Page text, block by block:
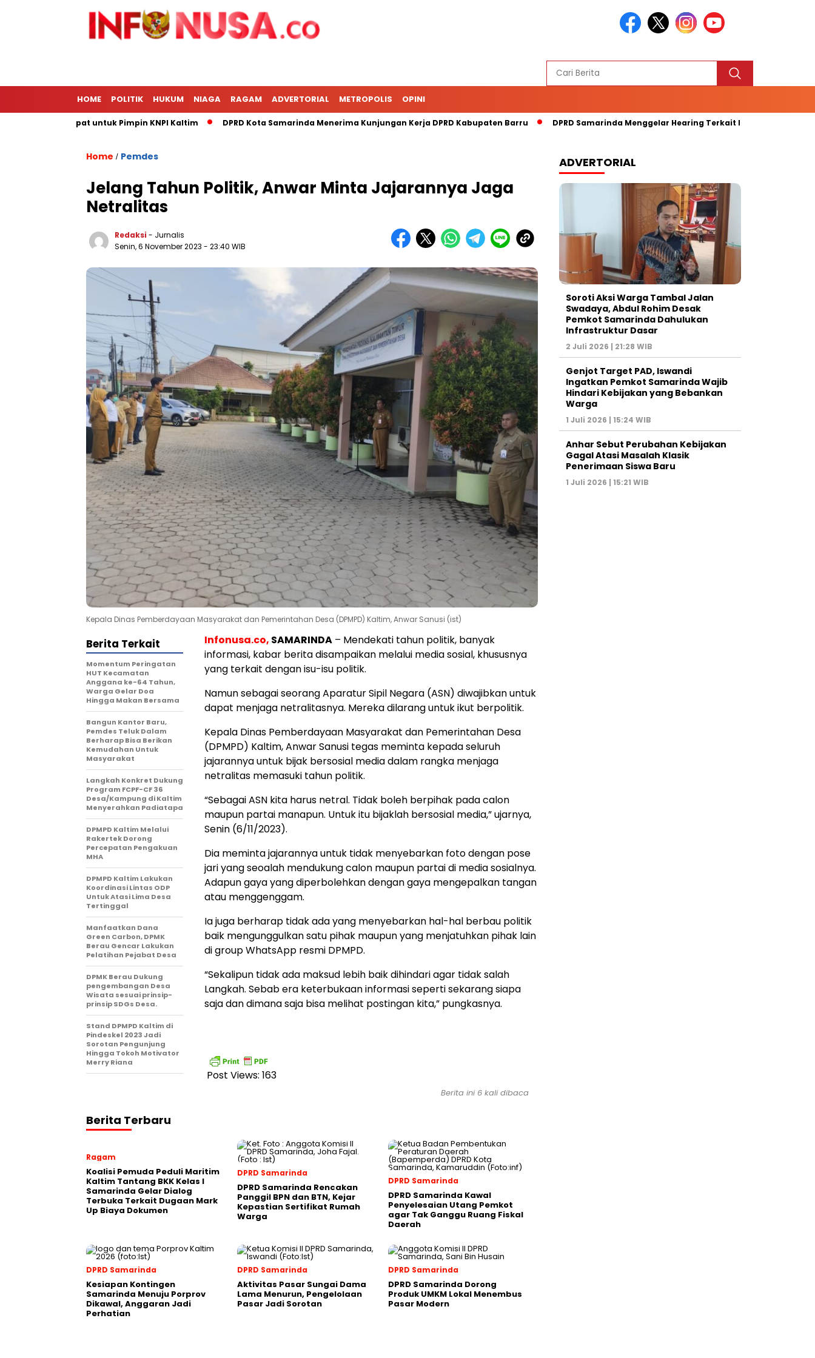
HOME POLITIK HUKUM NIAGA RAGAM ADVERTORIAL METROPOLIS OPINI
Paling Tepat untuk Pimpin KNPI Kaltim DPRD Kota Samarinda Menerima Kunjungan Kerja DPRD Kabupaten Barru DPRD Samarinda Menggelar Hearing Terkait Kelangkaan
Home / Pemdes
Jelang Tahun Politik, Anwar Minta Jajarannya Jaga
Netralitas
Redaksi - Jurnalis
Senin, 6 November 2023 - 23:40 WIB
Kepala Dinas Pemberdayaan Masyarakat dan Pemerintahan Desa (DPMPD) Kaltim, Anwar Sanusi (ist)
Infonusa.co, SAMARINDA – Mendekati tahun politik, banyak
informasi, kabar berita disampaikan melalui media sosial, khususnya
yang terkait dengan isu-isu politik.
Namun sebagai seorang Aparatur Sipil Negara (ASN) diwajibkan untuk
dapat menjaga netralitasnya. Mereka dilarang untuk ikut berpolitik.
Kepala Dinas Pemberdayaan Masyarakat dan Pemerintahan Desa
(DPMPD) Kaltim, Anwar Sanusi tegas meminta kepada seluruh
jajarannya untuk bijak bersosial media dalam rangka menjaga
netralitas memasuki tahun politik.
“Sebagai ASN kita harus netral. Tidak boleh berpihak pada calon
maupun partai manapun. Untuk itu bijaklah bersosial media,” ujarnya,
Senin (6/11/2023).
Dia meminta jajarannya untuk tidak menyebarkan foto dengan pose
jari yang seoalah mendukung calon maupun partai di media sosialnya.
Adapun gaya yang diperbolehkan dengan gaya mengepalkan tangan
atau menggenggam.
Ia juga berharap tidak ada yang menyebarkan hal-hal berbau politik
baik mengunggulkan satu pihak maupun yang menjatuhkan pihak lain
di group WhatsApp resmi DPMPD.
“Sekalipun tidak ada maksud lebih baik dihindari agar tidak salah
Langkah. Sebab era keterbukaan informasi seperti sekarang siapa
saja dan dimana saja bisa melihat postingan kita,” pungkasnya.
Post Views: 163
Berita Terkait
Momentum Peringatan
HUT Kecamatan
Anggana ke-64 Tahun,
Warga Gelar Doa
Hingga Makan Bersama
Bangun Kantor Baru,
Pemdes Teluk Dalam
Berharap Bisa Berikan
Kemudahan Untuk
Masyarakat
Langkah Konkret Dukung
Program FCPF-CF 36
Desa/Kampung di Kaltim
Menyerahkan Padiatapa
DPMPD Kaltim Melalui
Rakertek Dorong
Percepatan Pengakuan
MHA
DPMPD Kaltim Lakukan
Koordinasi Lintas ODP
Untuk Atasi Lima Desa
Tertinggal
Manfaatkan Dana
Green Carbon, DPMK
Berau Gencar Lakukan
Pelatihan Pejabat Desa
DPMK Berau Dukung
pengembangan Desa
Wisata sesuai prinsip-
prinsip SDGs Desa.
Stand DPMPD Kaltim di
Pindeskel 2023 Jadi
Sorotan Pengunjung
Hingga Tokoh Motivator
Merry Riana
Berita ini 6 kali dibaca
Berita Terbaru
Ragam
Koalisi Pemuda Peduli Maritim
Kaltim Tantang BKK Kelas I
Samarinda Gelar Dialog
Terbuka Terkait Dugaan Mark
Up Biaya Dokumen
DPRD Samarinda
DPRD Samarinda Rencakan
Panggil BPN dan BTN, Kejar
Kepastian Sertifikat Rumah
Warga
DPRD Samarinda
DPRD Samarinda Kawal
Penyelesaian Utang Pemkot
agar Tak Ganggu Ruang Fiskal
Daerah
DPRD Samarinda
Kesiapan Kontingen
Samarinda Menuju Porprov
Dikawal, Anggaran Jadi
Perhatian
DPRD Samarinda
Aktivitas Pasar Sungai Dama
Lama Menurun, Pengelolaan
Pasar Jadi Sorotan
DPRD Samarinda
DPRD Samarinda Dorong
Produk UMKM Lokal Menembus
Pasar Modern
ADVERTORIAL
Soroti Aksi Warga Tambal Jalan
Swadaya, Abdul Rohim Desak
Pemkot Samarinda Dahulukan
Infrastruktur Dasar
2 Juli 2026 | 21:28 WIB
Genjot Target PAD, Iswandi
Ingatkan Pemkot Samarinda Wajib
Hindari Kebijakan yang Bebankan
Warga
1 Juli 2026 | 15:24 WIB
Anhar Sebut Perubahan Kebijakan
Gagal Atasi Masalah Klasik
Penerimaan Siswa Baru
1 Juli 2026 | 15:21 WIB